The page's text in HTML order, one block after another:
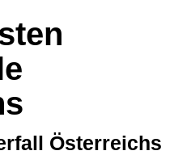
Österreichs